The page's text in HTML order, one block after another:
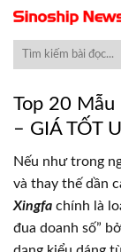
Skip
content
Top 20
– GIÁ TỐT
Nếu như trong
và thay thế dần
Xingfa chính là
đua doanh số”